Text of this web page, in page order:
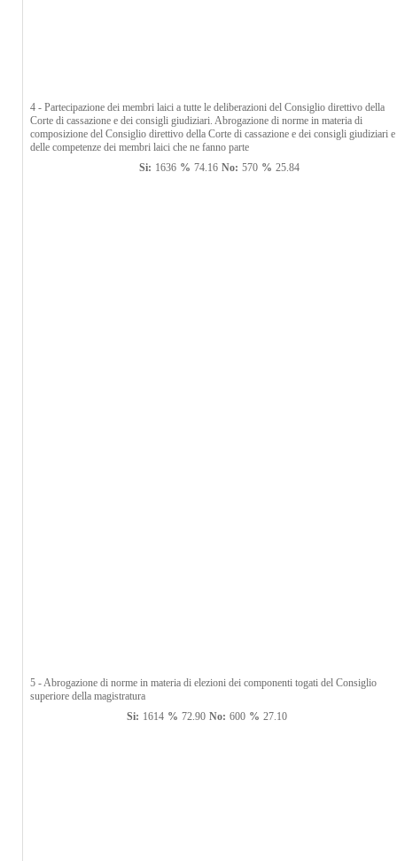
4 - Partecipazione dei membri laici a tutte le deliberazioni del Consiglio direttivo della
Corte di cassazione e dei consigli giudiziari. Abrogazione di norme in materia di
composizione del Consiglio direttivo della Corte di cassazione e dei consigli giudiziari e
delle competenze dei membri laici che ne fanno parte
Si: 1636 % 74.16 No: 570 % 25.84
5 - Abrogazione di norme in materia di elezioni dei componenti togati del Consiglio
superiore della magistratura
Si: 1614 % 72.90 No: 600 % 27.10